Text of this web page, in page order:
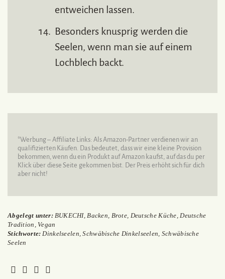
entweichen lassen.
Besonders knusprig werden die
Seelen, wenn man sie auf einem
Lochblech backt.
*Werbung – Affiliate Links: Als Amazon-Partner verdienen wir an
qualifizierten Käufen. Das bedeutet, dass wir eine kleine Provision
bekommen, wenn du ein Produkt auf Amazon kaufst, auf das du per
Klick über diese Seite gekommen bist. Der Preis erhöht sich für dich
aber nicht!
Abgelegt unter: BUKECHI, Backen Brote Deutsche Küche Deutsche
Tradition Vegan
Stichworte: Dinkelseelen ,Schwäbische Dinkelseelen Schwäbische
Seelen